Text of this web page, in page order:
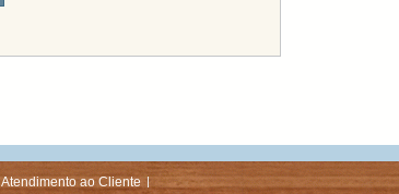
Atendimento ao Cliente